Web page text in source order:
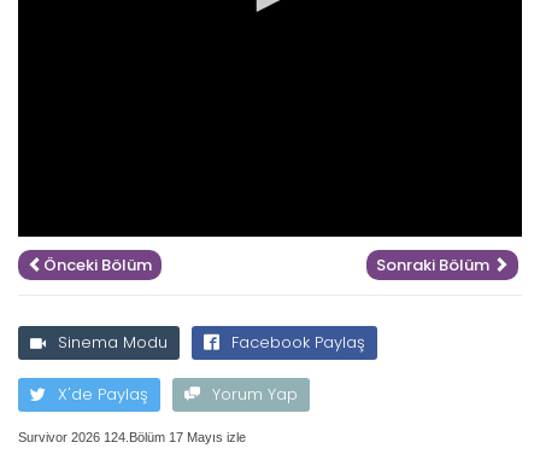
Önceki Bölüm Sonraki Bölüm
Sinema Modu Facebook Paylaş
X'de Paylaş Yorum Yap
Survivor 2026 124.Bölüm 17 Mayıs izle